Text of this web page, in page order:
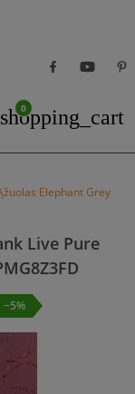
shopping_cart
0
Elephant Grey
Live Pure
−5%